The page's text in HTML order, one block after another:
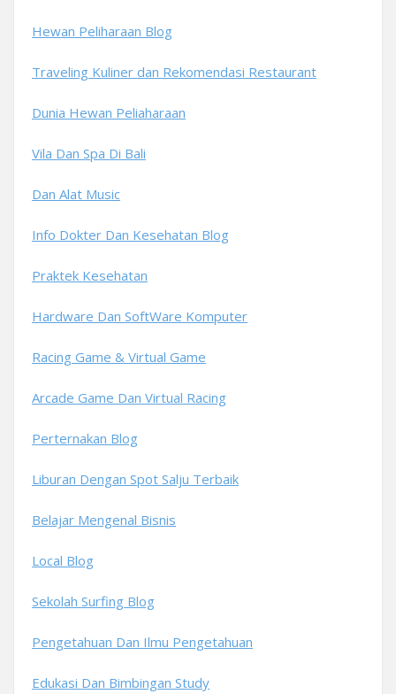
Hewan Peliharaan Blog
Traveling Kuliner dan Rekomendasi Restaurant
Dunia Hewan Peliaharaan
Vila Dan Spa Di Bali
Dan Alat Music
Info Dokter Dan Kesehatan Blog
Praktek Kesehatan
Hardware Dan SoftWare Komputer
Racing Game & Virtual Game
Arcade Game Dan Virtual Racing
Perternakan Blog
Liburan Dengan Spot Salju Terbaik
Belajar Mengenal Bisnis
Local Blog
Sekolah Surfing Blog
Pengetahuan Dan Ilmu Pengetahuan
Edukasi Dan Bimbingan Study